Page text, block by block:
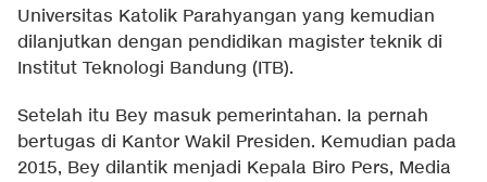
Universitas Katolik Parahyangan yang kemudian
dilanjutkan dengan pendidikan magister teknik di
Institut Teknologi Bandung (ITB).
Setelah itu Bey masuk pemerintahan. Ia pernah
bertugas di Kantor Wakil Presiden. Kemudian pada
2015, Bey dilantik menjadi Kepala Biro Pers, Media